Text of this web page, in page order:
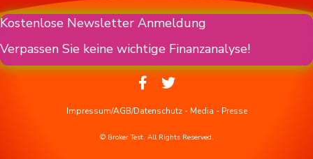
Kostenlose Newsletter Anmeldung
Verpassen Sie keine wichtige Finanzanalyse!
Impressum/AGB/Datenschutz- Media - Presse
© Broker Test. All Rights Reserved.